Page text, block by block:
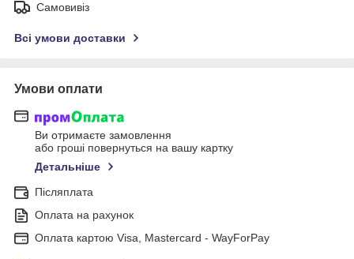
Самовивіз
Всі умови доставки
Умови оплати
Ви отримаєте замовлення
або гроші повернуться на вашу картку
Детальніше
Післяплата
Оплата на рахунок
Оплата картою Visa, Mastercard - WayForPay